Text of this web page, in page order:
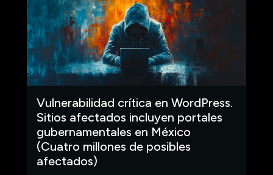
Vulnerabilidad crítica en WordPress.
Sitios afectados incluyen portales
gubernamentales en México
(Cuatro millones de posibles
afectados)